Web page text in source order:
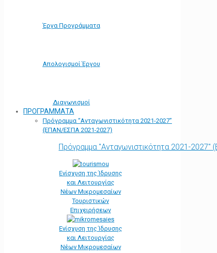
Έργα Προγράμματα
Απολογισμοί Έργου
Διαγωνισμοί
ΠΡΟΓΡΑΜΜΑΤΑ
Πρόγραμμα “Ανταγωνιστικότητα 2021-2027”
(ΕΠΑΝ/ΕΣΠΑ 2021-2027)
Πρόγραμμα "Ανταγωνιστικότητα 2021-
Ενίσχυση της Ίδρυσης
και Λειτουργίας
Νέων Μικρομεσαίων
Τουριστικών
Επιχειρήσεων
Ενίσχυση της Ίδρυσης
και Λειτουργίας
Νέων Μικρομεσαίων